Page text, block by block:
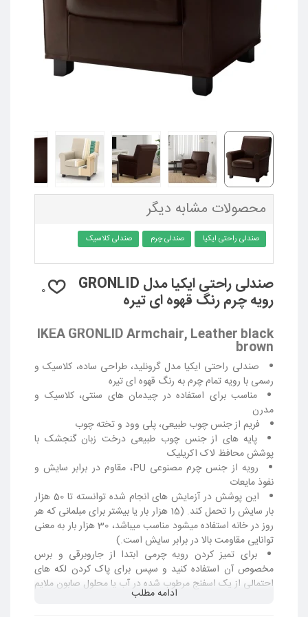
محصولات مشابه دیگر
صندلی راحتی ایکیا صندلی چرم صندلی کلاسیک
صندلی راحتی ایکیا مدل GRONLID
رویه چرم رنگ قهوه ای تیره 0
IKEA GRONLID Armchair, Leather black
brown
صندلی راحتی ایکیا مدل گرونلید، طراحی ساده، کلاسیک و
رسمی با رویه تمام چرم به رنگ قهوه ای تیره
مناسب برای استفاده در چیدمان های سنتی، کلاسیک و
مدرن
فریم از جنس چوب طبیعی، پلی وود و تخته چوب
پایه های از جنس چوب طبیعی درخت زبان گنجشک با
پوشش محافظ لاک اکریلیک
رویه از جنس چرم مصنوعی PU، مقاوم در برابر سایش و
نفوذ مایعات
این پوشش در آزمایش های انجام شده توانسته تا 50 هزار
بار سایش را تحمل کند. (15 هزار بار یا بیشتر برای مبلمانی که هر
روز در خانه استفاده میشود مناسب میباشد، 30 هزار بار به معنی
توانایی مقاومت بالا در برابر سایش است.)
برای تمیز کردن رویه چرمی ابتدا از جاروبرقی و برس
مخصوص آن استفاده کنید و سپس برای پاک کردن لکه های
احتمالی از یک اسفنج مرطوب شده در آب یا محلول صابون ملایم
ادامه مطلب